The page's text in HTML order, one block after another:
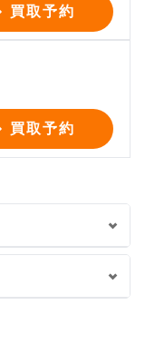
買取予約
買取予約